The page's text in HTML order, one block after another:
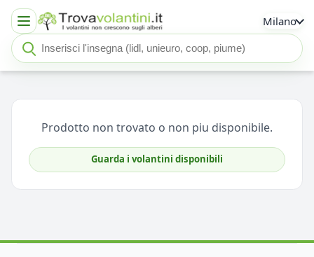
Milano
Cerca insegna o negozio
Seleziona un'insegna
Prodotto non trovato o non piu disponibile.
Guarda i volantini disponibili